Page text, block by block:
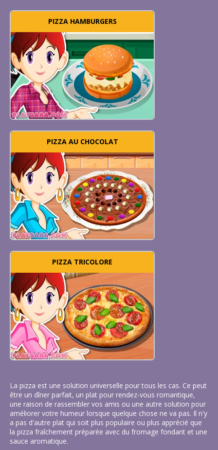
PIZZA HAMBURGERS
PIZZA AU CHOCOLAT
PIZZA TRICOLORE
La pizza est une solution universelle pour tous les cas. Ce peut
être un dîner parfait, un plat pour rendez-vous romantique,
une raison de rassembler vos amis ou une autre solution pour
améliorer votre humeur lorsque quelque chose ne va pas. Il n'y
a pas d'autre plat qui soit plus populaire ou plus apprécié que
la pizza fraîchement préparée avec du fromage fondant et une
sauce aromatique.